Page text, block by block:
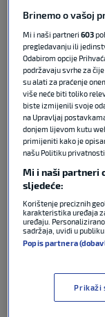
ugostil su
Keka. Jasno,
je njegov
kojom ga ovih
mediji.
U danima
Mariborčanin
završetkom
trenersku
Kek u
dao naslutiti da
svijet nogometa.
A južno od
sjedne na klupu
uspješno vodio
Brinemo o vašoj
Mi i naši partneri603
pregledavanju ili
Odabirom opcije
podržavaju svrhe za
su alati za praćenje
više neće biti toliko
biste izmijenili svoje
na Upravljaj
donjem lijevom kutu
primijeniti kako je
našu Politiku privatnosti.
Mi i naši partneri
sljedeće:
Korištenje preciznih
karakteristika uređaja
uređaju.
sadržaja, uvidi u
Popis partnera
Prikaži